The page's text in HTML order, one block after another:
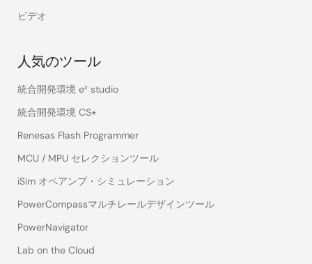
ビデオ
人気のツール
統合開発環境 e² studio
統合開発環境 CS+
Renesas Flash Programmer
MCU / MPU セレクションツール
iSim オペアンプ・シミュレーション
PowerCompassマルチレールデザインツール
PowerNavigator
Lab on the Cloud